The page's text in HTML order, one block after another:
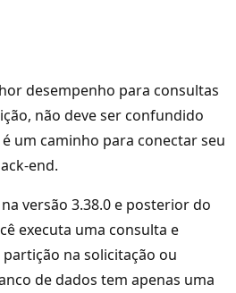
desempenho para consultas
não deve ser confundido
é um caminho para conectar seu
end.
versão 3.38.0 e posterior do
executa uma consulta e
na solicitação ou
de dados tem apenas uma